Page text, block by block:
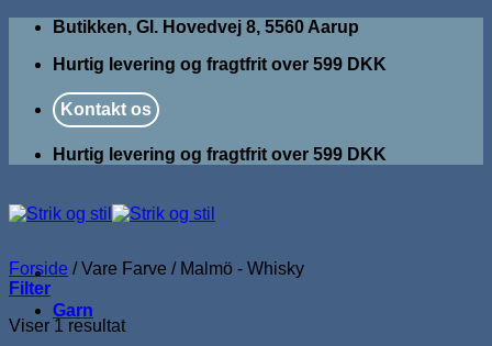
Fortsæt
indhold
Butikken, Gl. Hovedvej 8, 5560 Aarup
Hurtig levering og fragtfrit over 599 DKK
Kontakt os
Hurtig levering og fragtfrit over 599 DKK
Garn
Forside /Vare Farve /Malmö - Whisky
Filter
Viser 1 resultat